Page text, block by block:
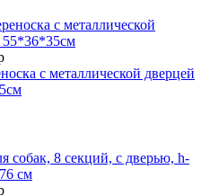
с металлической дверцей